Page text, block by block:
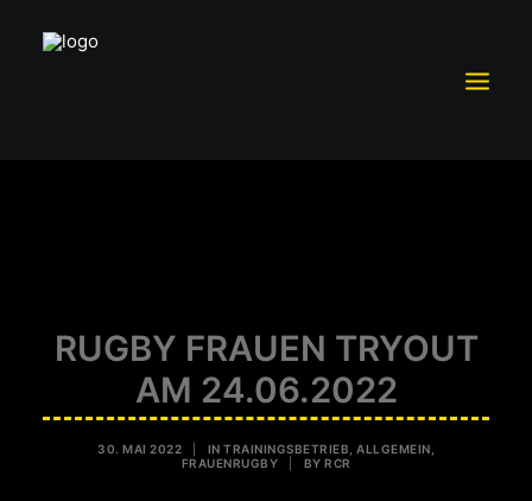
SCHUTZKONZEPT
FÖRDERVEREIN RCR E.V.
SPONSOREN UND PARTNER
RUGBY FRAUEN TRYOUT
AM 24.06.2022
30. MAI 2022 IN TRAININGSBETRIEB ALLGEMEIN
FRAUENRUGBY
BY RCR